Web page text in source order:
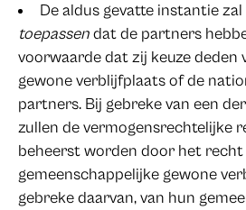
De aldus gevatte instantie
toepassendat de partners
voorwaarde dat zij keuze deden
gewone verblijfplaats of de
partners. Bij gebreke van een
zullen de vermogensrechtelijke
beheerst worden door het recht
gemeenschappelijke gewone
gebreke daarvan, van hun